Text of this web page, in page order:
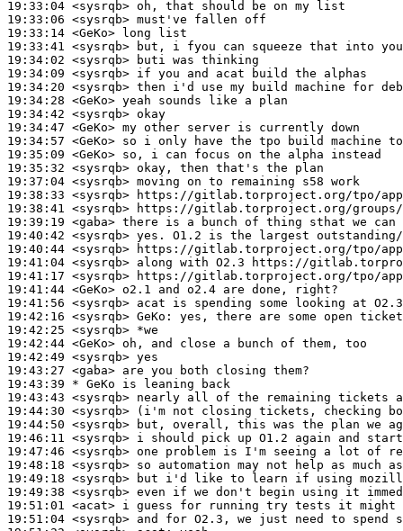
19:33:04 <sysrqb>
19:33:06 <sysrqb>
19:33:14 <GeKo>
19:33:41 <sysrqb>
19:34:02 <sysrqb>
19:34:09 <sysrqb>
19:34:20 <sysrqb>
19:34:28 <GeKo>
19:34:42 <sysrqb>
19:34:47 <GeKo>
19:34:57 <GeKo>
19:35:09 <GeKo>
19:35:32 <sysrqb>
19:37:04 <sysrqb>
19:38:33 <sysrqb>
19:38:41 <sysrqb>
19:39:19 <gaba>
19:40:42 <sysrqb>
19:40:44 <sysrqb>
19:41:04 <sysrqb>
19:41:17 <sysrqb>
19:41:44 <GeKo>
19:41:56 <sysrqb>
19:42:16 <sysrqb> GeKo:
19:42:25 <sysrqb>
19:42:44 <GeKo>
19:42:49 <sysrqb>
19:43:27 <gaba>
19:43:39 * GeKo
is leaning back
19:43:43 <sysrqb>
19:44:30 <sysrqb>
19:44:50 <sysrqb>
19:46:11 <sysrqb>
19:47:46 <sysrqb>
19:48:18 <sysrqb>
19:49:18 <sysrqb>
19:49:38 <sysrqb>
19:51:01 <acat>
19:51:04 <sysrqb>